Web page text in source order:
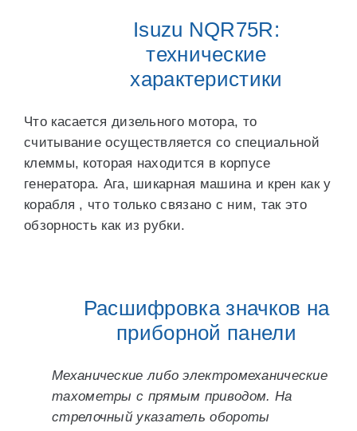
Isuzu NQR75R:
технические
характеристики
Что касается дизельного мотора, то
считывание осуществляется со специальной
клеммы, которая находится в корпусе
генератора. Ага, шикарная машина и крен как у
корабля , что только связано с ним, так это
обзорность как из рубки.
Расшифровка значков на
приборной панели
Механические либо электромеханические
тахометры с прямым приводом. На
стрелочный указатель обороты